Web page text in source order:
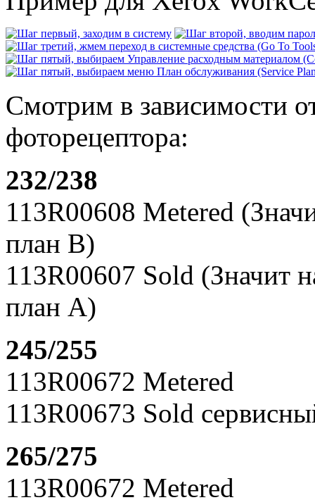
Смотрим в зависимости
фоторецептора:
232/238
113R00608 Metered
план В)
113R00607 Sold (Значит
план А)
245/255
113R00672 Metered
113R00673 Sold
265/275
113R00672 Metered